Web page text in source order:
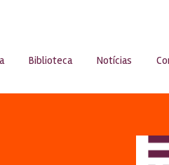
Biblioteca Notícias